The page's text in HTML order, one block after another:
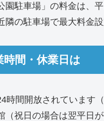
園駐車場」の料金は、
隣の駐車場で最大料金
時間・休業日は
時間開放されています
（祝日の場合は翌平日